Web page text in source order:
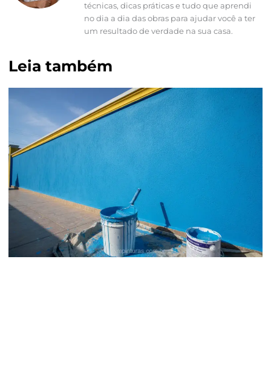
técnicas, dicas práticas e tudo que aprendi
no dia a dia das obras para ajudar você a ter
um resultado de verdade na sua casa.
Leia também